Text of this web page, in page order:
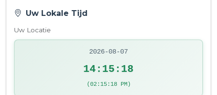
Uw Lokale Tijd
Uw Locatie
2026-08-07
14:15:19
(02:15:19 PM)